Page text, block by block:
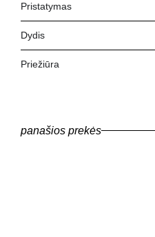
Pristatymas
Dydis
Priežiūra
panašios prekės